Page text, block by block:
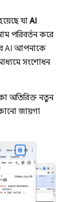
যাAI
পরিবর্তন করে
AI আপনাকে
সংশোধন
অতিরিক্ত নতুন
জায়গা